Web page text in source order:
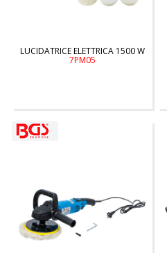
LUCIDATRICE ELETTRICA 1500 W
7PM05